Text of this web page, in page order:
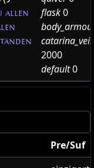
allen
flask0
2000
default0
Pre/Suf